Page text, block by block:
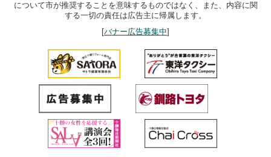
について市が推奨することを意味するものではなく、また、内容に関
する一切の責任は広告主に帰属します。
[バナー広告募集中]